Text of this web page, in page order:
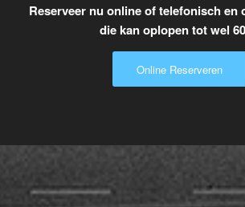
Reserveer nu online of telefonisch en
die kan oplopen tot wel
Online Reserveren